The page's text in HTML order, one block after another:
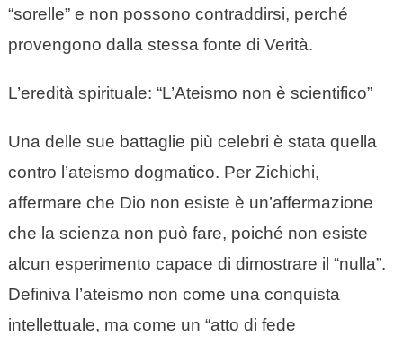
“sorelle” e non possono contraddirsi, perché
provengono dalla stessa fonte di Verità.
L’eredità spirituale: “L’Ateismo non è scientifico”
Una delle sue battaglie più celebri è stata quella
contro l’ateismo dogmatico. Per Zichichi,
affermare che Dio non esiste è un’affermazione
che la scienza non può fare, poiché non esiste
alcun esperimento capace di dimostrare il “nulla”.
Definiva l’ateismo non come una conquista
intellettuale, ma come un “atto di fede